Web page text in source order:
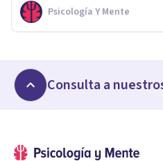
Psicología Y Mente
Consulta a